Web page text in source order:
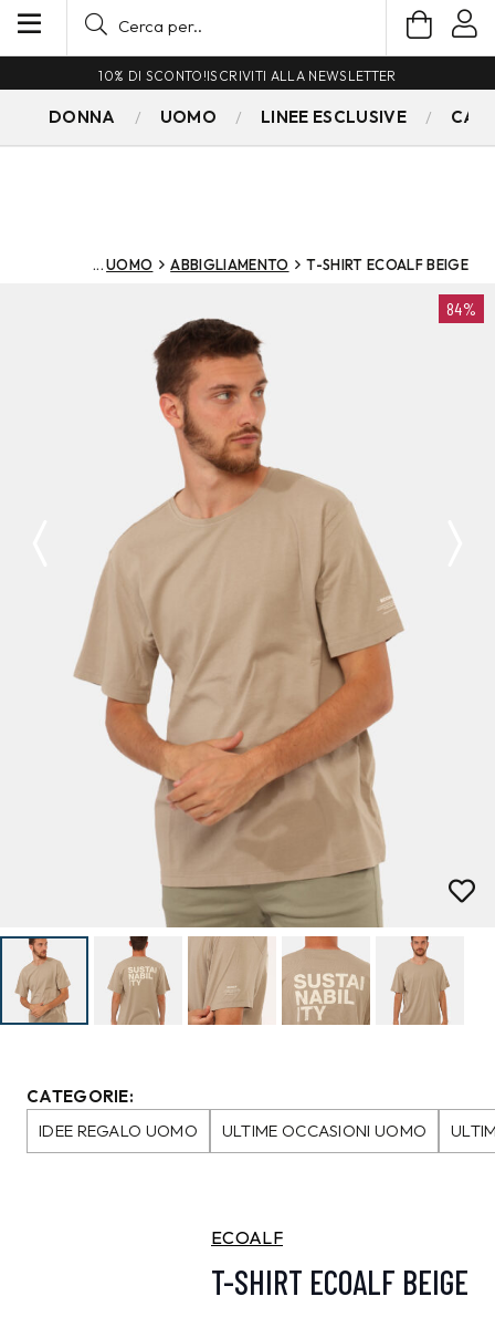
10% DI SCONTO!ISCRIVITI ALLA NEWSLETTER
DONNA UOMO LINEE ESCLUSIVE
UOMO ABBIGLIAMENTO T-SHIRT ECOALF BEIGE
84%
CATEGORIE:
IDEE REGALO UOMO
ULTIME OCCASIONI UOMO
ECOALF
T-SHIRT ECOALF BEIGE